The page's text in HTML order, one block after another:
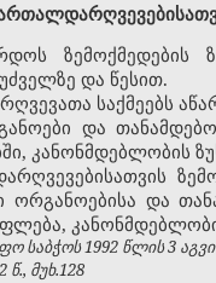
და წესით.
საქმეებს
და
კანონმდებლობის
ორგანოებისა და
საბჭოს 1992 წლის 3
მუხ.128